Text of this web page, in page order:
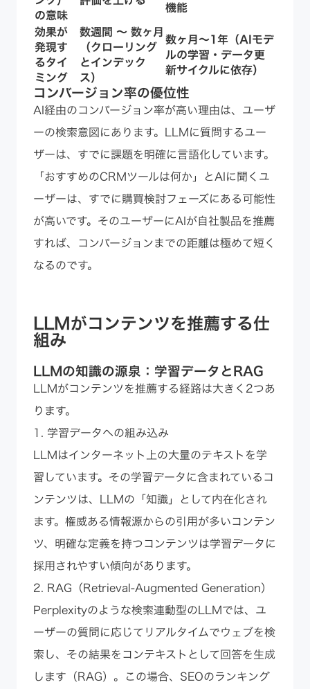
の意味
機能
効果が
発現す
るタイ
ミング
数週間 〜 数ヶ月
（クローリング
とインデック
ス）
数ヶ月〜1年（AIモデ
ルの学習・データ更
新サイクルに依存）
コンバージョン率の優位性
AI経由のコンバージョン率が高い理由は、ユーザ
ーの検索意図にあります。LLMに質問するユー
ザーは、すでに課題を明確に言語化しています。
「おすすめのCRMツールは何か」とAIに聞くユ
ーザーは、すでに購買検討フェーズにある可能性
が高いです。そのユーザーにAIが自社製品を推薦
すれば、コンバージョンまでの距離は極めて短く
なるのです。
LLMがコンテンツを推薦する仕
組み
LLMの知識の源泉：学習データとRAG
LLMがコンテンツを推薦する経路は大きく2つあ
ります。
1. 学習データへの組み込み
LLMはインターネット上の大量のテキストを学
習しています。その学習データに含まれているコ
ンテンツは、LLMの「知識」として内在化され
ます。権威ある情報源からの引用が多いコンテン
ツ、明確な定義を持つコンテンツは学習データに
採用されやすい傾向があります。
2. RAG（Retrieval-Augmented Generation）
Perplexityのような検索連動型のLLMでは、ユ
ーザーの質問に応じてリアルタイムでウェブを検
索し、その結果をコンテキストとして回答を生成
します（RAG）。この場合、SEOのランキング